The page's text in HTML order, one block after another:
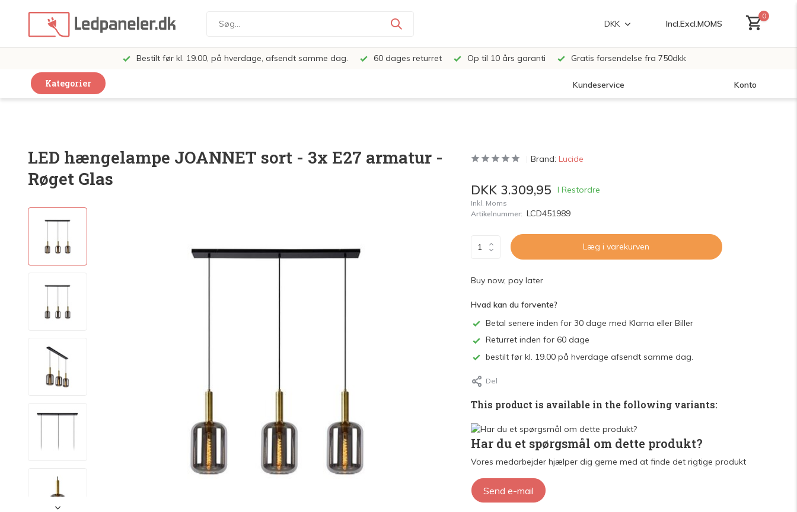
DKK Incl.Excl.MOMS
0
Bestilt før kl. 19.00, på hverdage, afsendt samme dag. 60 dages returret Op til 10 års garanti Gratis forsendelse fra 750dkk
Kategorier Kundeservice Konto
LED Loft og Væglamper
LED Spots og lamper
LED Pærer
LED Butiksbelysning
LED Projektørlamper
LED Smart Belysning
LED-strips og LED Lysslanger
LED hængelampe JOANNET sort - 3x E27 armatur -
Røget Glas
Brand: Lucide
DKK 3.309,95 I Restordre
Inkl. Moms
Artikelnummer: LCD451989
Læg i varekurven
Buy now, pay later
Hvad kan du forvente?
Betal senere inden for 30 dage med Klarna eller Biller
Returret inden for 60 dage
bestilt før kl. 19.00 på hverdage afsendt samme dag.
Del
This product is available in the following variants:
Har du et spørgsmål om dette produkt?
Vores medarbejder hjælper dig gerne med at finde det rigtige produkt
Send e-mail